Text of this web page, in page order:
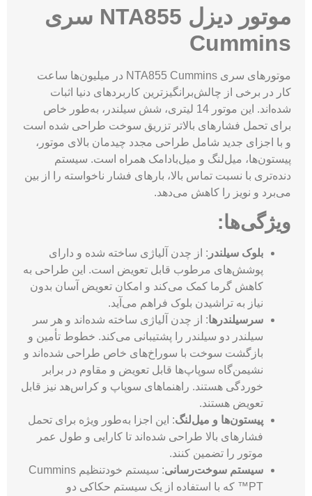
موتور دیزل NTA855 سری
Cummins
موتورهای سری NTA855 Cummins در میلیون‌ها ساعت
کار در برخی از چالش‌برانگیزترین کاربردهای دنیا اثبات
شده‌اند. این موتور 14 لیتری، شش سیلندر، به‌طور خاص
برای تحمل فشارهای بالاتر تزریق سوخت طراحی شده است
و با اجزای جدید شامل طراحی مجدد چیدمان بالای موتور،
پیستون‌ها، میل‌لنگ و میل‌بادامک همراه است. سیستم
دنده‌تری با نسبت تماس بالا، بارهای فشار ناخواسته را از بین
می‌برد و نویز را کاهش می‌دهد.
ویژگی‌ها:
بلوک سیلندر : از چدن آلیاژی ساخته شده و دارای
پوشش‌های مرطوب قابل تعویض است. این طراحی به
کاهش گرما کمک می‌کند و امکان تعویض آسان بدون
نیاز به تراشیدن بلوک فراهم می‌آید.
سرسیلندرها: از چدن آلیاژی ساخته شده‌اند و هر سر
سیلندر دو سیلندر را پشتیبانی می‌کند. خطوط تأمین و
بازگشت سوخت با سوراخ‌های خاص طراحی شده‌اند و
نشیمن‌گاه سوپاپ‌ها قابل تعویض و مقاوم در برابر
خوردگی هستند. راهنماهای سوپاپ و کراس‌هد نیز قابل
تعویض هستند.
پیستون‌ها و میل‌لنگ: این اجزا به‌طور ویژه برای تحمل
فشارهای بالا طراحی شده‌اند تا کارایی و طول عمر
موتور را تضمین کنند.
سیستم سوخت‌رسانی
: سیستم خودتنظیم Cummins
PT™ که با استفاده از یک سیستم حکاکی دو